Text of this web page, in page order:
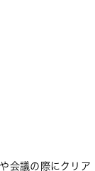
会議の際にクリア